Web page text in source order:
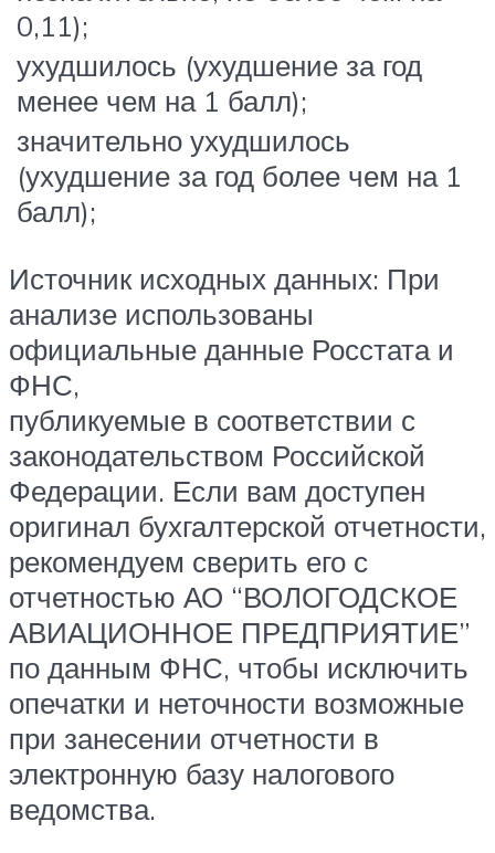
0,11);
ухудшилось (ухудшение за год
менее чем на 1 балл);
значительно ухудшилось
(ухудшение за год более чем на 1
балл);
Источник исходных данных: При
анализе использованы
официальные данные Росстата и
ФНС,
публикуемые в соответствии с
законодательством Российской
Федерации. Если вам доступен
оригинал бухгалтерской отчетности,
рекомендуем сверить его с
отчетностью АО “ВОЛОГОДСКОЕ
АВИАЦИОННОЕ ПРЕДПРИЯТИЕ”
по данным ФНС, чтобы исключить
опечатки и неточности возможные
при занесении отчетности в
электронную базу налогового
ведомства.